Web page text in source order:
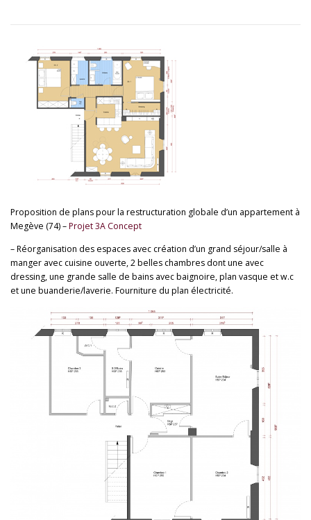
Proposition de plans pour la restructuration globale d’un appartement à
Megève (74) –Projet 3A Concept
– Réorganisation des espaces avec création d’un grand séjour/salle à
manger avec cuisine ouverte, 2 belles chambres dont une avec
dressing, une grande salle de bains avec baignoire, plan vasque et w.c
et une buanderie/laverie. Fourniture du plan électricité.